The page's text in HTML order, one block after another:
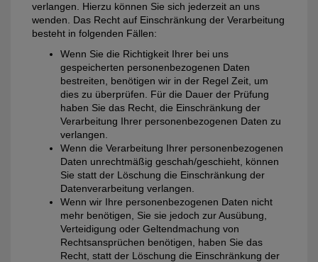
verlangen. Hierzu können Sie sich jederzeit an uns
wenden. Das Recht auf Einschränkung der Verarbeitung
besteht in folgenden Fällen:
Wenn Sie die Richtigkeit Ihrer bei uns
gespeicherten personenbezogenen Daten
bestreiten, benötigen wir in der Regel Zeit, um
dies zu überprüfen. Für die Dauer der Prüfung
haben Sie das Recht, die Einschränkung der
Verarbeitung Ihrer personenbezogenen Daten zu
verlangen.
Wenn die Verarbeitung Ihrer personenbezogenen
Daten unrechtmäßig geschah/geschieht, können
Sie statt der Löschung die Einschränkung der
Datenverarbeitung verlangen.
Wenn wir Ihre personenbezogenen Daten nicht
mehr benötigen, Sie sie jedoch zur Ausübung,
Verteidigung oder Geltendmachung von
Rechtsansprüchen benötigen, haben Sie das
Recht, statt der Löschung die Einschränkung der